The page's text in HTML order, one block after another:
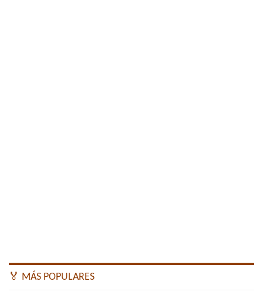
🏅 MÁS POPULARES